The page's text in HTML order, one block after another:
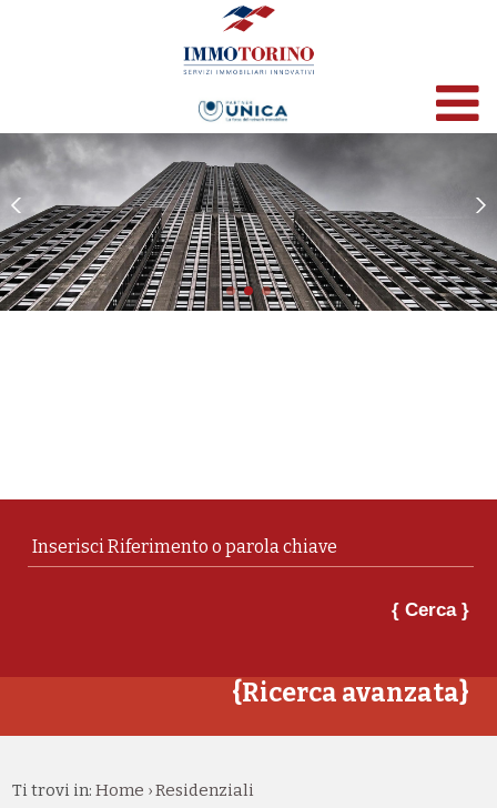
{ Cerca }
{Ricerca avanzata}
Ti trovi in: Home ›Residenziali